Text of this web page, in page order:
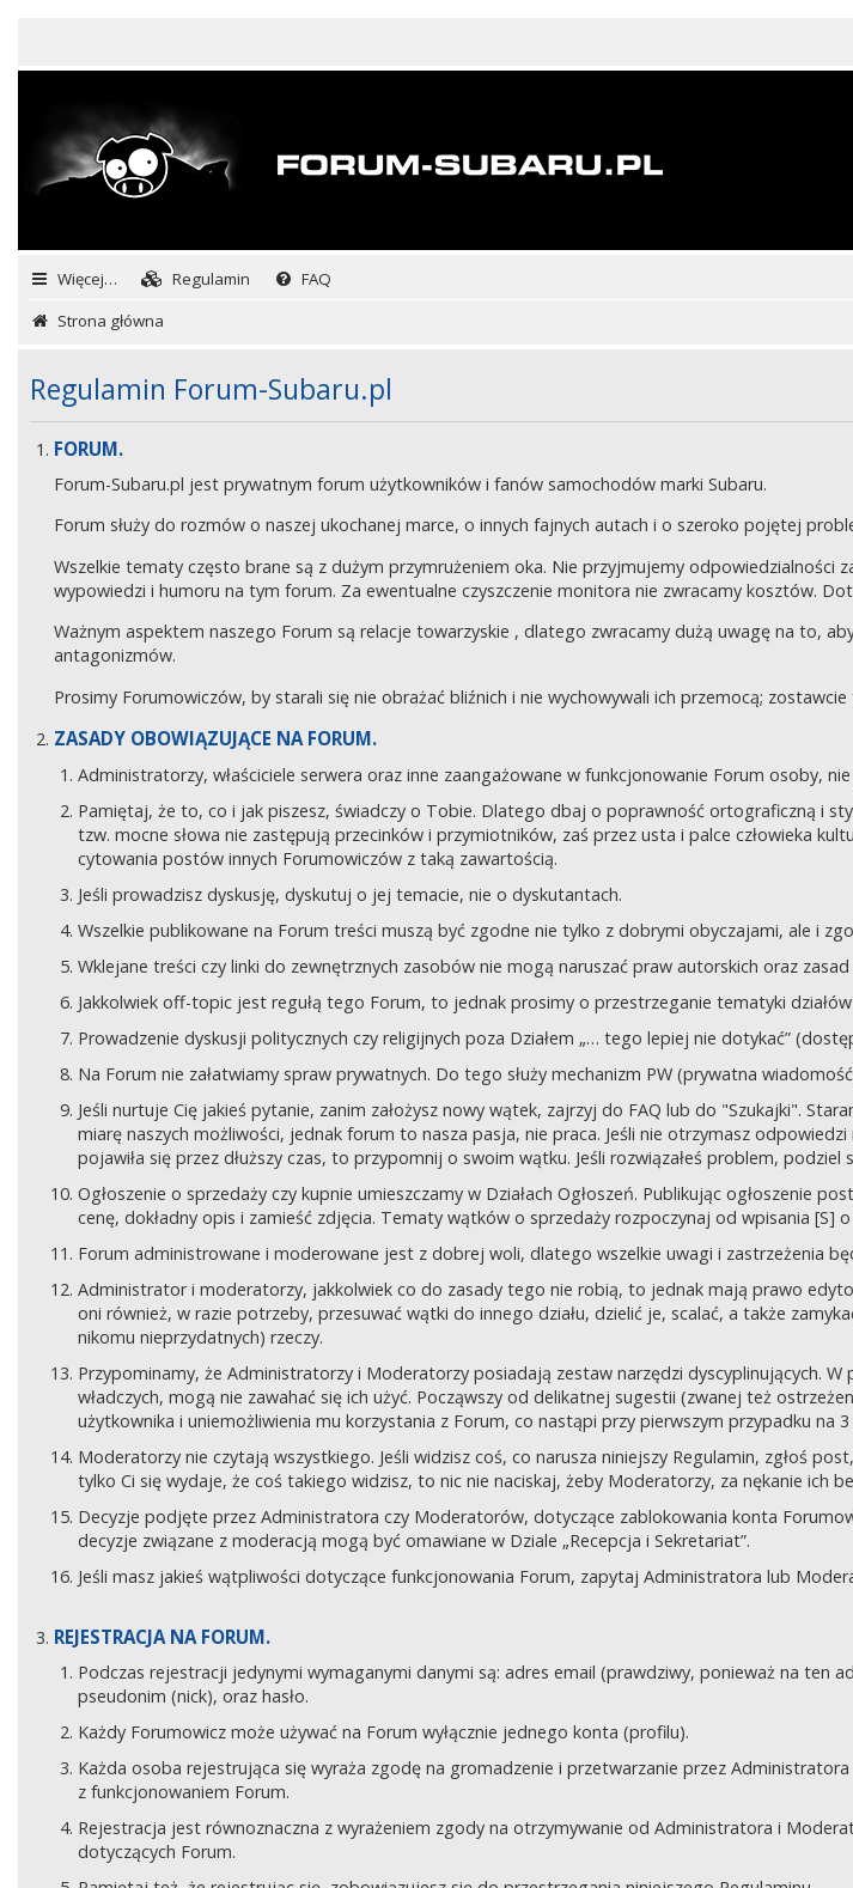
Więcej… Regulamin FAQ
Strona główna
Regulamin Forum-Subaru.pl
FORUM.
Forum-Subaru.pl jest prywatnym forum użytkowników i fanów samochodów marki Subaru.
Forum służy do rozmów o naszej ukochanej marce, o innych fajnych autach i o szeroko pojętej
Wszelkie tematy często brane są z dużym przymrużeniem oka. Nie przyjmujemy
wypowiedzi i humoru na tym forum. Za ewentualne czyszczenie monitora nie zwracamy kosztów.
Ważnym aspektem naszego Forum są relacje towarzyskie , dlatego zwracamy dużą uwagę na to,
antagonizmów.
Prosimy Forumowiczów, by starali się nie obrażać bliźnich i nie wychowywali ich przemocą;
ZASADY OBOWIĄZUJĄCE NA FORUM.
Administratorzy, właściciele serwera oraz inne zaangażowane w funkcjonowanie Forum osoby,
Pamiętaj, że to, co i jak piszesz, świadczy o Tobie. Dlatego dbaj o poprawność ortograficzną i
tzw. mocne słowa nie zastępują przecinków i przymiotników, zaś przez usta i palce człowieka
cytowania postów innych Forumowiczów z taką zawartością.
Jeśli prowadzisz dyskusję, dyskutuj o jej temacie, nie o dyskutantach.
Wszelkie publikowane na Forum treści muszą być zgodne nie tylko z dobrymi obyczajami, ale i
Wklejane treści czy linki do zewnętrznych zasobów nie mogą naruszać praw autorskich oraz
Jakkolwiek off-topic jest regułą tego Forum, to jednak prosimy o przestrzeganie tematyki
Prowadzenie dyskusji politycznych czy religijnych poza Działem „… tego lepiej nie dotykać”
Na Forum nie załatwiamy spraw prywatnych. Do tego służy mechanizm PW (prywatna
Jeśli nurtuje Cię jakieś pytanie, zanim założysz nowy wątek, zajrzyj do FAQ lub do "Szukajki".
miarę naszych możliwości, jednak forum to nasza pasja, nie praca. Jeśli nie otrzymasz
pojawiła się przez dłuższy czas, to przypomnij o swoim wątku. Jeśli rozwiązałeś problem, podziel
Ogłoszenie o sprzedaży czy kupnie umieszczamy w Działach Ogłoszeń. Publikując ogłoszenie
cenę, dokładny opis i zamieść zdjęcia. Tematy wątków o sprzedaży rozpoczynaj od wpisania [S]
Forum administrowane i moderowane jest z dobrej woli, dlatego wszelkie uwagi i zastrzeżenia
Administrator i moderatorzy, jakkolwiek co do zasady tego nie robią, to jednak mają prawo
oni również, w razie potrzeby, przesuwać wątki do innego działu, dzielić je, scalać, a także
nikomu nieprzydatnych) rzeczy.
Przypominamy, że Administratorzy i Moderatorzy posiadają zestaw narzędzi dyscyplinujących.
władczych, mogą nie zawahać się ich użyć. Począwszy od delikatnej sugestii (zwanej też
użytkownika i uniemożliwienia mu korzystania z Forum, co nastąpi przy pierwszym przypadku
Moderatorzy nie czytają wszystkiego. Jeśli widzisz coś, co narusza niniejszy Regulamin, zgłoś
tylko Ci się wydaje, że coś takiego widzisz, to nic nie naciskaj, żeby Moderatorzy, za nękanie ich
Decyzje podjęte przez Administratora czy Moderatorów, dotyczące zablokowania konta
decyzje związane z moderacją mogą być omawiane w Dziale „Recepcja i Sekretariat”.
Jeśli masz jakieś wątpliwości dotyczące funkcjonowania Forum, zapytaj Administratora lub
REJESTRACJA NA FORUM.
Podczas rejestracji jedynymi wymaganymi danymi są: adres email (prawdziwy, ponieważ na ten
pseudonim (nick), oraz hasło.
Każdy Forumowicz może używać na Forum wyłącznie jednego konta (profilu).
Każda osoba rejestrująca się wyraża zgodę na gromadzenie i przetwarzanie przez
z funkcjonowaniem Forum.
Rejestracja jest równoznaczna z wyrażeniem zgody na otrzymywanie od Administratora i
dotyczących Forum.